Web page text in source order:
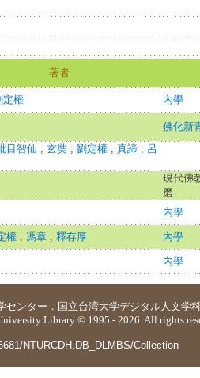
著者
定權
內學
佛化新
目智仙 ; 玄奘 ; 劉定權 ; 真諦 ; 呂
現代佛
磨
內學
權 ; 馮章 ; 釋存厚 內學
內學
センター ． 国立台湾大学デジタル人文学
Library © 1995 - 2026. All rights
NTURCDH.DB_DLMBS/Collection